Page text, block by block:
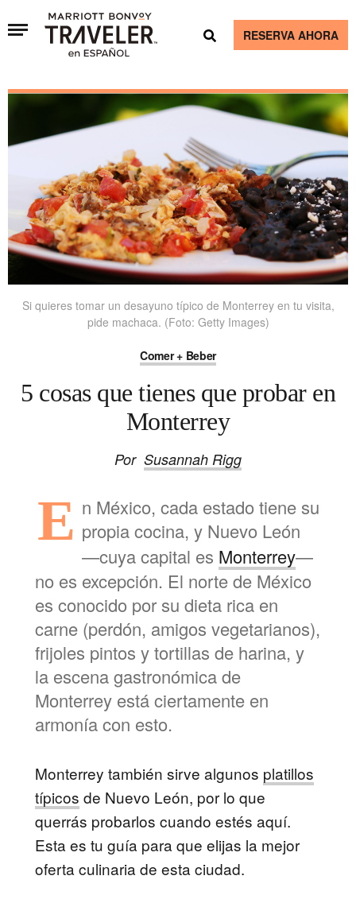
RESERVA AHORA
Si quieres tomar un desayuno típico de Monterrey en tu visita,
pide machaca. (Foto: Getty Images)
Comer + Beber
5 cosas que tienes que probar en
Monterrey
Por Susannah Rigg
E n México, cada estado tiene su
propia cocina, y Nuevo León
—cuya capital es Monterrey—
no es excepción. El norte de México
es conocido por su dieta rica en
carne (perdón, amigos vegetarianos),
frijoles pintos y tortillas de harina, y
la escena gastronómica de
Monterrey está ciertamente en
armonía con esto.
Monterrey también sirve algunos platillos
típicos de Nuevo León, por lo que
querrás probarlos cuando estés aquí.
Esta es tu guía para que elijas la mejor
oferta culinaria de esta ciudad.